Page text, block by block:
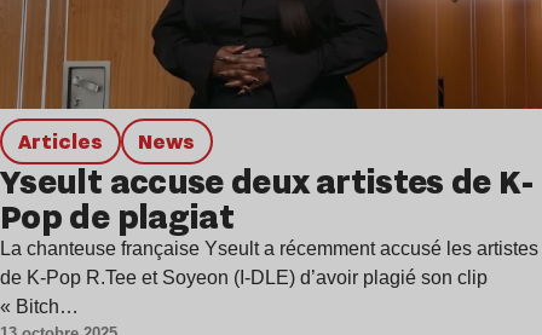
Articles news
Yseult accuse deux artistes de K-
Pop de plagiat
La chanteuse française Yseult a récemment accusé les artistes
de K-Pop R.Tee et Soyeon (I-DLE) d’avoir plagié son clip
« Bitch…